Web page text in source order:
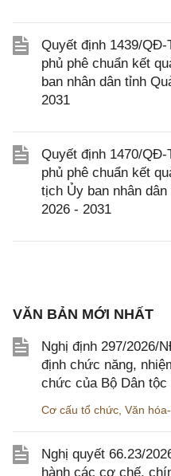
Quyết định 1439/
phủ phê chuẩn kết
ban nhân dân tỉnh
2031
Quyết định 1470/
phủ phê chuẩn kết
tịch Ủy ban nhân
2026 - 2031
VĂN BẢN MỚI NHẤT
Nghị định 297/2026/
định chức năng,
chức của Bộ Dân tộc
Cơ cấu tổ chức, Văn
Nghị quyết 66.23/
hành các cơ chế,